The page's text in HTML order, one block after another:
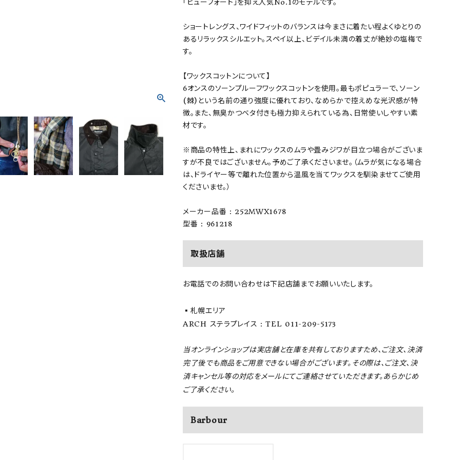
「ビューフォート」を抑え人気No.1のモデルです。
ショートレングス、ワイドフィットのバランスは今まさに着たい程よくゆとりの
あるリラックスシルエット。スペイ以上、ビデイル未満の着丈が絶妙の塩梅で
す。
【ワックスコットンについて】
6オンスのソーンプルーフワックスコットンを使用。最もポピュラーで、ソーン
(棘)という名前の通り強度に優れており、なめらかで控えめな光沢感が特
徴。また、無臭かつベタ付きも極力抑えられている為、日常使いしやすい素
材です。
※商品の特性上、まれにワックスのムラや畳みジワが目立つ場合がございま
すが不良ではございません。予めご了承くださいませ。（ムラが気になる場合
は、ドライヤー等で離れた位置から温風を当てワックスを馴染ませてご使用
くださいませ。）
メーカー品番 : 252MWX1678
型番 : 961218
取扱店舗
お電話でのお問い合わせは下記店舗までお願いいたします。
▪️札幌エリア
ARCH ステラプレイス : TEL 011-209-5173
当オンラインショップは実店舗と在庫を共有しておりますため、ご注文、決済
完了後でも商品をご用意できない場合がございます。その際は、ご注文、決
済キャンセル等の対応をメールにてご連絡させていただきます。あらかじめ
ご了承ください。
Barbour